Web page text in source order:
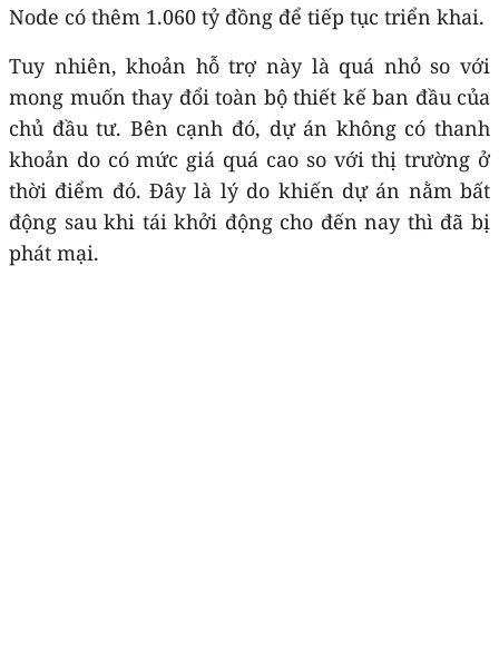
Node có thêm 1.060 tỷ đồng để tiếp tục triển khai.
Tuy nhiên, khoản hỗ trợ này là quá nhỏ so với
mong muốn thay đổi toàn bộ thiết kế ban đầu của
chủ đầu tư. Bên cạnh đó, dự án không có thanh
khoản do có mức giá quá cao so với thị trường ở
thời điểm đó. Đây là lý do khiến dự án nằm bất
động sau khi tái khởi động cho đến nay thì đã bị
phát mại.